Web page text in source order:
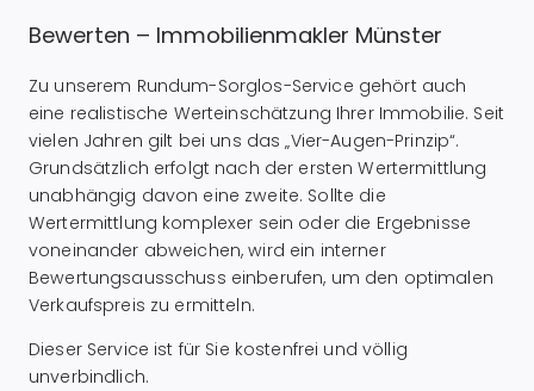
Bewerten – Immobilienmakler Münster
Zu unserem Rundum-Sorglos-Service gehört auch
eine realistische Werteinschätzung Ihrer Immobilie. Seit
vielen Jahren gilt bei uns das „Vier-Augen-Prinzip“.
Grundsätzlich erfolgt nach der ersten Wertermittlung
unabhängig davon eine zweite. Sollte die
Wertermittlung komplexer sein oder die Ergebnisse
voneinander abweichen, wird ein interner
Bewertungsausschuss einberufen, um den optimalen
Verkaufspreis zu ermitteln.
Dieser Service ist für Sie kostenfrei und völlig
unverbindlich.